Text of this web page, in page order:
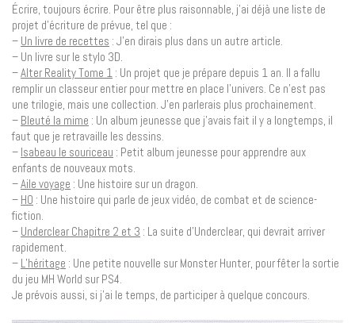
Écrire, toujours écrire. Pour être plus raisonnable, j’ai déjà une liste de
projet d’écriture de prévue, tel que :
– Un livre de recettes : J’en dirais plus dans un autre article.
– Un livre sur le stylo 3D.
–Alter Reality Tome 1 : Un projet que je prépare depuis 1 an. Il a fallu
remplir un classeur entier pour mettre en place l’univers. Ce n’est pas
une trilogie, mais une collection. J’en parlerais plus prochainement.
– Bleuté la mime : Un album jeunesse que j’avais fait il y a longtemps, il
faut que je retravaille les dessins.
– Isabeau le souriceau : Petit album jeunesse pour apprendre aux
enfants de nouveaux mots.
–Aile voyage : Une histoire sur un dragon.
– HO : Une histoire qui parle de jeux vidéo, de combat et de science-
fiction.
– Underclear Chapitre 2 et 3 : La suite d’Underclear, qui devrait arriver
rapidement.
– L’héritage : Une petite nouvelle sur Monster Hunter, pour fêter la sortie
du jeu MH World sur PS4.
Je prévois aussi, si j’ai le temps, de participer à quelque concours.